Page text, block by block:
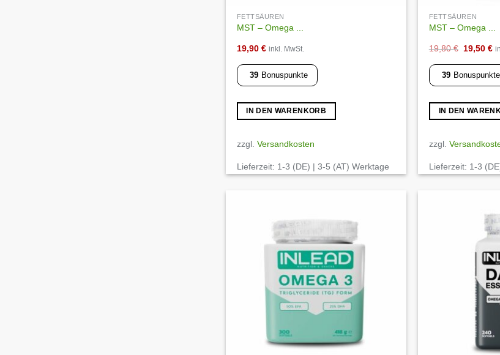
FETTSÄUREN
MST – Omega ...
19,90 € inkl. MwSt.
39 Bonuspunkte
IN DEN WARENKORB
zzgl. Versandkosten
Lieferzeit: 1-3 (DE) | 3-5 (AT) Werktage
FETTSÄUREN
MST – Omega ...
19,80€
Preis
war:
19,50€
39 Bonuspunkte
IN DEN
zzgl.
Lieferzeit: 1-3